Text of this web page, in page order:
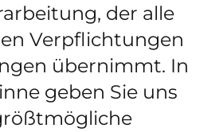
der alle
Verpflichtungen
übernimmt. In
geben Sie uns